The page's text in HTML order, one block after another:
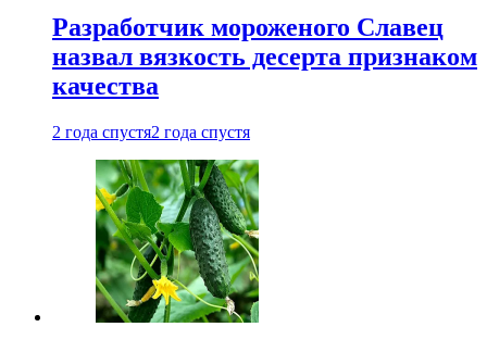
Разработчик мороженого Славец
назвал вязкость десерта признаком
качества
2 года спустя2 года спустя